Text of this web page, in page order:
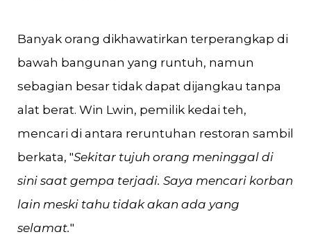
Banyak orang dikhawatirkan terperangkap di
bawah bangunan yang runtuh, namun
sebagian besar tidak dapat dijangkau tanpa
alat berat. Win Lwin, pemilik kedai teh,
mencari di antara reruntuhan restoran sambil
berkata, "Sekitar tujuh orang meninggal di
sini saat gempa terjadi. Saya mencari korban
lain meski tahu tidak akan ada yang
selamat."